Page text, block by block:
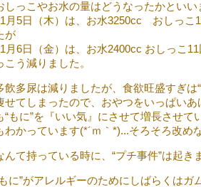
しっこやお水の量はどうなったかといい
月5日（木）は、お水3250cc おしっこ
が
月6日（金）は、お水2400cc おしっこ
こう減りました。
飲多尿は減りましたが、食欲旺盛すぎは
せてしまったので、おやつをいっぱい
“もに”を『いい気』にさせて増長させて
わかっています(*´ｍ｀*)...そろそろ改め
んて持っている時に、“プチ事件”は起き
に”がアレルギーのためにしばらくはガ